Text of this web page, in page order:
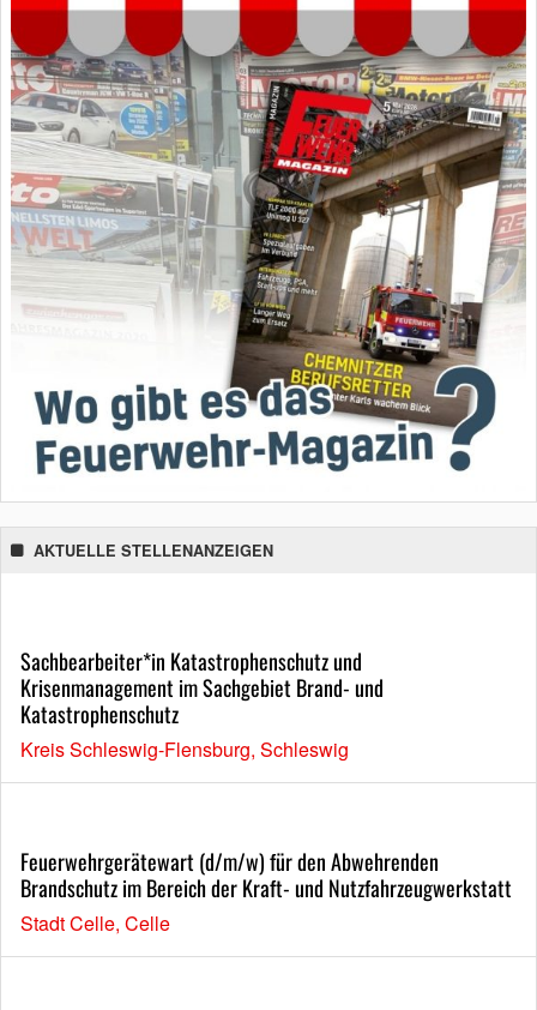
AKTUELLE STELLENANZEIGEN
Sachbearbeiter*in Katastrophenschutz und
Krisenmanagement im Sachgebiet Brand- und
Katastrophenschutz
Kreis Schleswig-Flensburg, Schleswig
Feuerwehrgerätewart (d/m/w) für den Abwehrenden
Brandschutz im Bereich der Kraft- und Nutzfahrzeugwerkstatt
Stadt Celle, Celle